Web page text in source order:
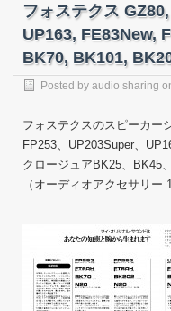
フォステクス
UP163, FE83New,
BK70, BK101,
Posted by audio sharing
フォステクスのスピーカー
FP253、UP203Super、
クロージュアBK25、BK45
（オーディオアクセサリー